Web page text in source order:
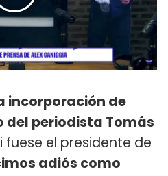
incorporación de
del periodista Tomás
fuese el presidente de
adiós como